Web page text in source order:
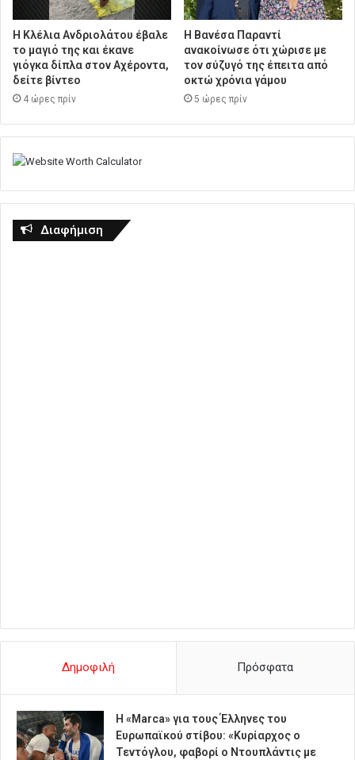
Η Κλέλια Ανδριολάτου έβαλε
το μαγιό της και έκανε
γιόγκα δίπλα στον Αχέροντα,
δείτε βίντεο
4 ώρες πρίν
Η Βανέσα Παραντί
ανακοίνωσε ότι χώρισε με
τον σύζυγό της έπειτα από
οκτώ χρόνια γάμου
5 ώρες πρίν
Διαφήμιση
Δημοφιλή Πρόσφατα
Η «Marca» για τους Έλληνες του
Ευρωπαϊκού στίβου: «Κυρίαρχος ο
Τεντόγλου, φαβορί ο Ντουπλάντις με